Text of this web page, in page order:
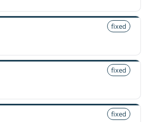
fixed
fixed
fixed